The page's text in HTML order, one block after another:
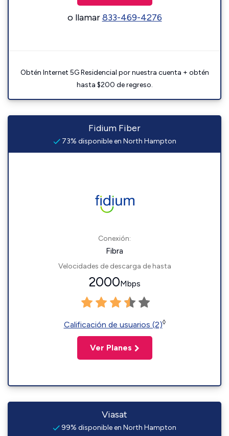
o llamar833-469-4276
Obtén Internet 5G Residencial por nuestra cuenta + obtén
hasta $200 de regreso.
Fidium Fiber
73% disponible en North Hampton
Conexión:
Fibra
Velocidades de descarga de hasta
2000Mbps
Calificación de usuarios (2)◊
Ver Planes
Viasat
99% disponible en North Hampton